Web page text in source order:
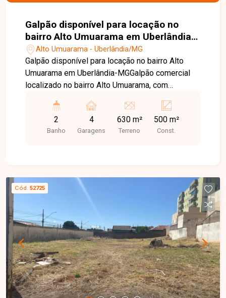
Galpão disponível para locação no
bairro Alto Umuarama em Uberlândia-
MGAlto Umuarama - Uberlândia/MG
Galpão disponível para locação no bairro Alto
Umuarama em Uberlândia-MGGalpão comercial
localizado no bairro Alto Umuarama, com
estratégica, próximo ao aeroporto. Possui pé-
direito de 7 metros, piso de alta de concreto
usinado, 02 banheiros com acessibilidade e
2
Banho
4
Garagens
630 m²
Terreno
500 m²
Const.
Cód. 52725